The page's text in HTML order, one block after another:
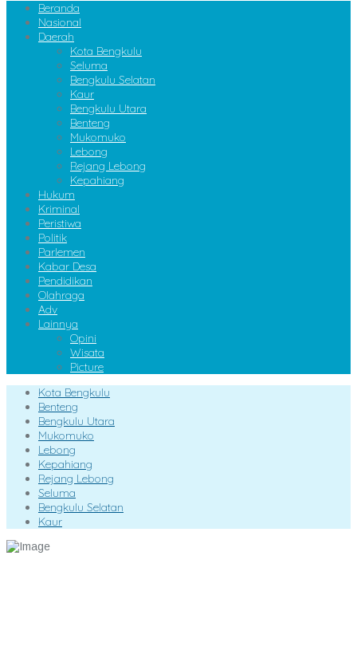
Beranda
Nasional
Daerah
Kota Bengkulu
Seluma
Bengkulu Selatan
Kaur
Bengkulu Utara
Benteng
Mukomuko
Lebong
Rejang Lebong
Kepahiang
Hukum
Kriminal
Peristiwa
Politik
Parlemen
Kabar Desa
Pendidikan
Olahraga
Adv
Lainnya
Opini
Wisata
Picture
Kota Bengkulu
Benteng
Bengkulu Utara
Mukomuko
Lebong
Kepahiang
Rejang Lebong
Seluma
Bengkulu Selatan
Kaur